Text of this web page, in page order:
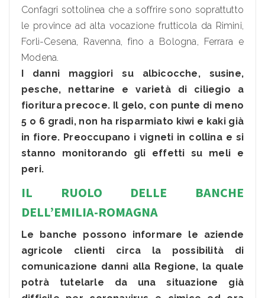
Confagri sottolinea che a soffrire sono soprattutto
le province ad alta vocazione frutticola da Rimini,
Forlì-Cesena, Ravenna, fino a Bologna, Ferrara e
Modena.
I danni maggiori su albicocche, susine,
pesche, nettarine e varietà di ciliegio a
fioritura precoce. Il gelo, con punte di meno
5 o 6 gradi, non ha risparmiato kiwi e kaki già
in fiore. Preoccupano i vigneti in collina e si
stanno monitorando gli effetti su meli e
peri.
IL RUOLO DELLE BANCHE
DELL’EMILIA-ROMAGNA
Le banche possono informare le aziende
agricole clienti circa la possibilità di
comunicazione danni alla Regione, la quale
potrà tutelarle da una situazione già